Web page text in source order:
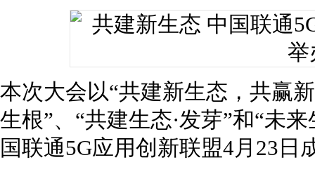
本次大会以“共建新生态，共赢
生根”、“共建生态·发芽”和“未
国联通5G应用创新联盟4月23日